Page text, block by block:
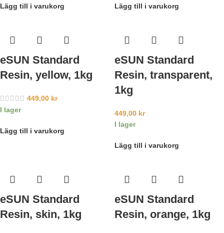
Lägg till i varukorg Lägg till i varukorg
eSUN Standard
Resin, yellow, 1kg
449,00 kr
I lager
Lägg till i varukorg
eSUN Standard
Resin, transparent,
1kg
449,00 kr
I lager
Lägg till i varukorg
eSUN Standard
Resin, skin, 1kg
eSUN Standard
Resin, orange, 1kg